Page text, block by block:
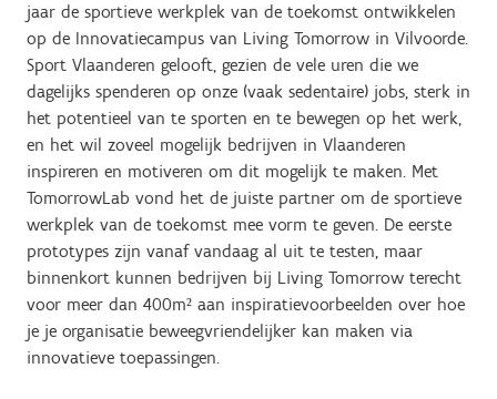
jaar de sportieve werkplek van de toekomst ontwikkelen
op de Innovatiecampus van Living Tomorrow in Vilvoorde.
Sport Vlaanderen gelooft, gezien de vele uren die we
dagelijks spenderen op onze (vaak sedentaire) jobs, sterk in
het potentieel van te sporten en te bewegen op het werk,
en het wil zoveel mogelijk bedrijven in Vlaanderen
inspireren en motiveren om dit mogelijk te maken. Met
TomorrowLab vond het de juiste partner om de sportieve
werkplek van de toekomst mee vorm te geven. De eerste
prototypes zijn vanaf vandaag al uit te testen, maar
binnenkort kunnen bedrijven bij Living Tomorrow terecht
voor meer dan 400m² aan inspiratievoorbeelden over hoe
je je organisatie beweegvriendelijker kan maken via
innovatieve toepassingen.